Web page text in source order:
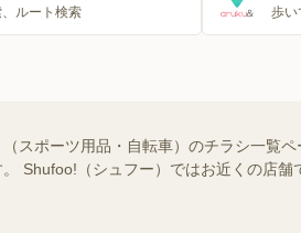
ルート検索
歩い
スポーツ用品・自転車）のチラシ一覧
Shufoo!（シュフー）ではお近くの店